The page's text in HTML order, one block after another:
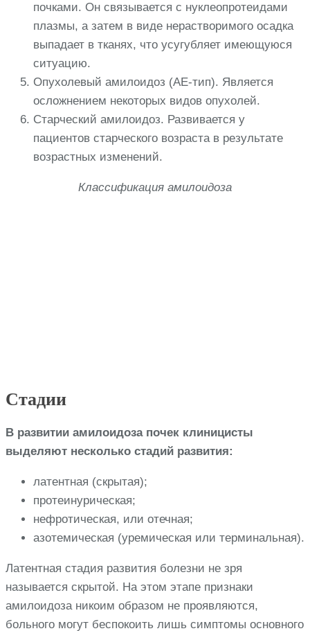
почками. Он связывается с нуклеопротеидами
плазмы, а затем в виде нерастворимого осадка
выпадает в тканях, что усугубляет имеющуюся
ситуацию.
Опухолевый амилоидоз (АЕ-тип). Является
осложнением некоторых видов опухолей.
Старческий амилоидоз. Развивается у
пациентов старческого возраста в результате
возрастных изменений.
Классификация амилоидоза
Стадии
В развитии амилоидоза почек клиницисты
выделяют несколько стадий развития:
латентная (скрытая);
протеинурическая;
нефротическая, или отечная;
азотемическая (уремическая или терминальная).
Латентная стадия развития болезни не зря
называется скрытой. На этом этапе признаки
амилоидоза никоим образом не проявляются,
больного могут беспокоить лишь симптомы основного